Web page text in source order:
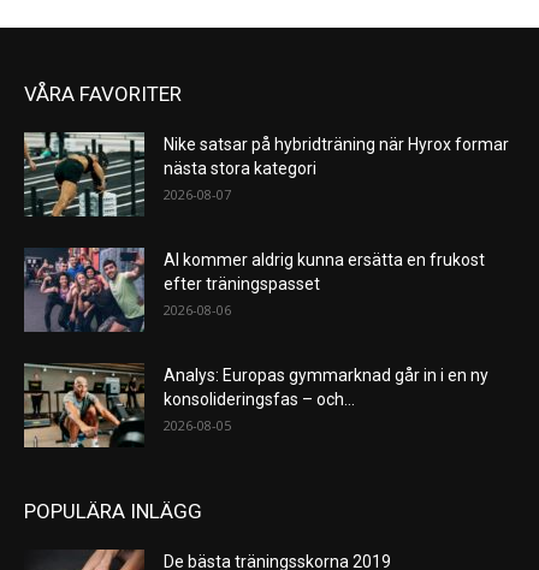
VÅRA FAVORITER
Nike satsar på hybridträning när Hyrox formar
nästa stora kategori
2026-08-07
AI kommer aldrig kunna ersätta en frukost
efter träningspasset
2026-08-06
Analys: Europas gymmarknad går in i en ny
konsolideringsfas – och...
2026-08-05
POPULÄRA INLÄGG
De bästa träningsskorna 2019